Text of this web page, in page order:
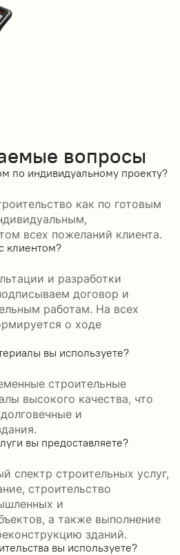
вопросы
по индивидуальному проекту?
как по готовым
всех пожеланий клиента.
клиентом?
и разработки
договор и
работам. На всех
о ходе
вы используете?
строительные
высокого качества, что
и
вы предоставляете?
спектр строительных услуг,
строительство
и
а также выполнение
зданий.
вы используете?